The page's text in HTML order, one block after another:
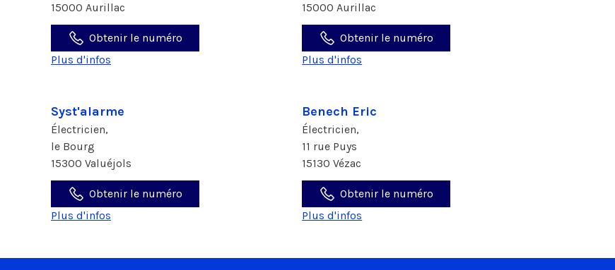
15000 Aurillac
Obtenir le numéro
Plus d'infos
15000 Aurillac
Obtenir le numéro
Plus d'infos
Syst'alarme
Électricien,
le Bourg
15300 Valuéjols
Obtenir le numéro
Plus d'infos
Benech Eric
Électricien,
11 rue Puys
15130 Vézac
Obtenir le numéro
Plus d'infos